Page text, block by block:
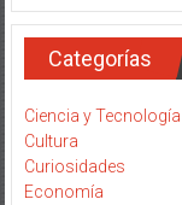
Categorías
Ciencia y Tecnología
Cultura
Curiosidades
Economía